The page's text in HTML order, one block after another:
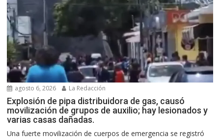
agosto 6, 2026 La Redacción
Explosión de pipa distribuidora de gas, causó
movilización de grupos de auxilio; hay lesionados y
varias casas dañadas.
Una fuerte movilización de cuerpos de emergencia se registró